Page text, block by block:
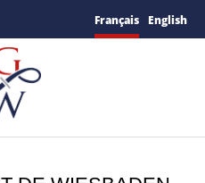
Français English